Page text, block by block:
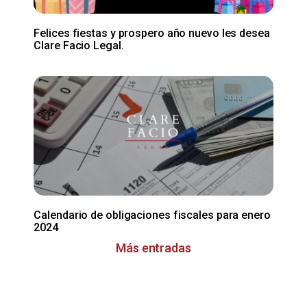
Felices fiestas y prospero año nuevo les desea
Clare Facio Legal.
Calendario de obligaciones fiscales para enero
2024
Más entradas